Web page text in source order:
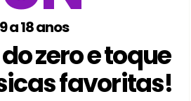
9 a 18 anos
zero e toque
favoritas!